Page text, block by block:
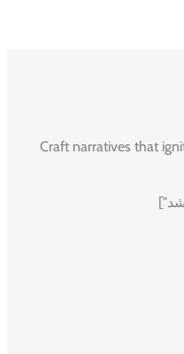
Craft narratives that